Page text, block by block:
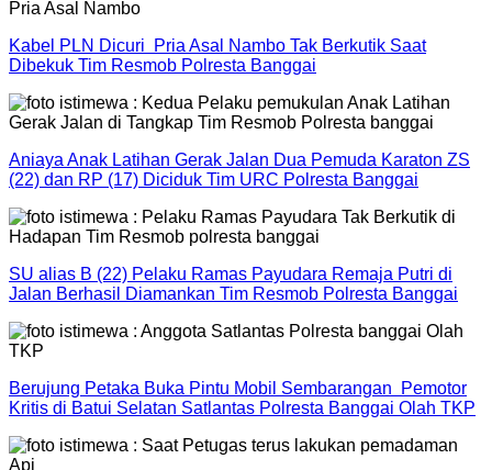
Kabel PLN Dicuri Pria Asal Nambo Tak Berkutik Saat
Dibekuk Tim Resmob Polresta Banggai
Aniaya Anak Latihan Gerak Jalan Dua Pemuda Karaton ZS
(22) dan RP (17) Diciduk Tim URC Polresta Banggai
SU alias B (22) Pelaku Ramas Payudara Remaja Putri di
Jalan Berhasil Diamankan Tim Resmob Polresta Banggai
Berujung Petaka Buka Pintu Mobil Sembarangan Pemotor
Kritis di Batui Selatan Satlantas Polresta Banggai Olah TKP